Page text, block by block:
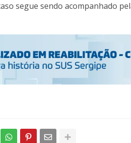
segue sendo acompanhado